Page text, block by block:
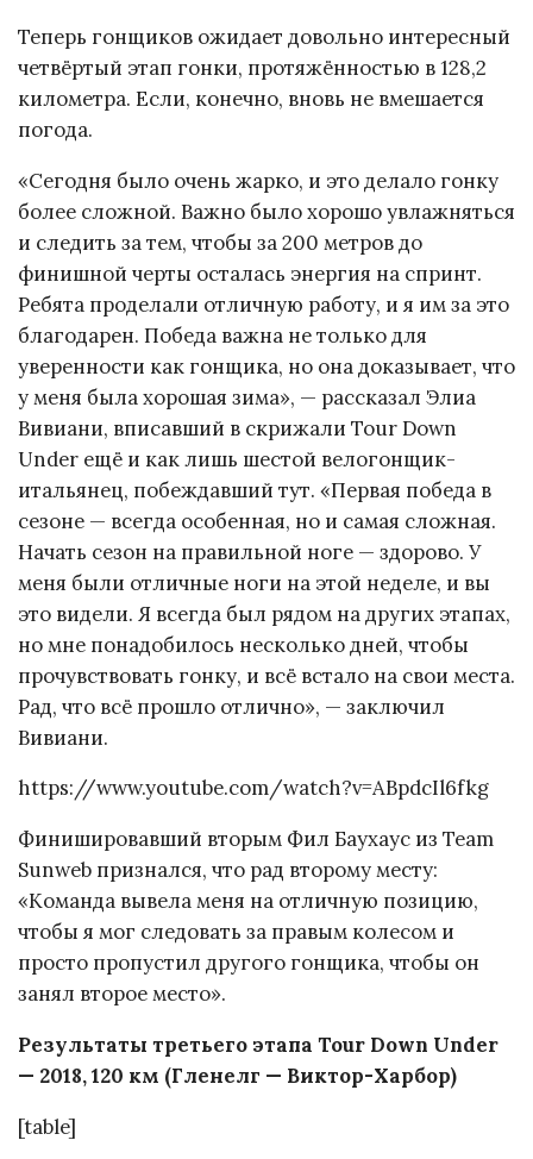
Теперь гонщиков ожидает довольно интересный
четвёртый этап гонки, протяжённостью в 128,2
километра. Если, конечно, вновь не вмешается
погода.
«Сегодня было очень жарко, и это делало гонку
более сложной. Важно было хорошо увлажняться
и следить за тем, чтобы за 200 метров до
финишной черты осталась энергия на спринт.
Ребята проделали отличную работу, и я им за это
благодарен. Победа важна не только для
уверенности как гонщика, но она доказывает, что
у меня была хорошая зима», — рассказал Элиа
Вивиани, вписавший в скрижали Tour Down
Under ещё и как лишь шестой велогонщик-
итальянец, побеждавший тут. «Первая победа в
сезоне — всегда особенная, но и самая сложная.
Начать сезон на правильной ноге — здорово. У
меня были отличные ноги на этой неделе, и вы
это видели. Я всегда был рядом на других этапах,
но мне понадобилось несколько дней, чтобы
прочувствовать гонку, и всё встало на свои места.
Рад, что всё прошло отлично», — заключил
Вивиани.
https://www.youtube.com/watch?v=ABpdcIl6fkg
Финишировавший вторым Фил Баухаус из Team
Sunweb признался, что рад второму месту:
«Команда вывела меня на отличную позицию,
чтобы я мог следовать за правым колесом и
просто пропустил другого гонщика, чтобы он
занял второе место».
Результаты третьего этапа Tour Down Under
— 2018, 120 км (Гленелг — Виктор-Харбор)
[table]